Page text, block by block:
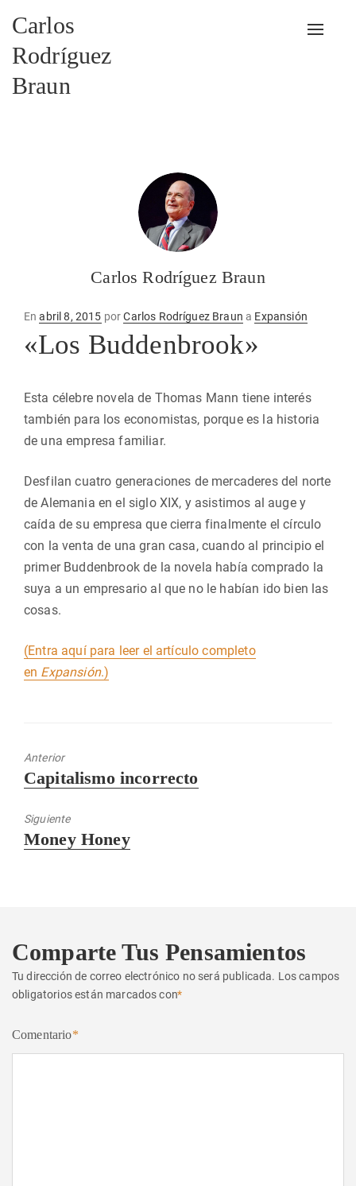
Carlos
Rodríguez
Braun
Carlos Rodríguez Braun
EnPublicado
en
abril 8, 2015 porCarlos Rodríguez Braun a Expansión
«Los Buddenbrook»
Esta célebre novela de Thomas Mann tiene interés
también para los economistas, porque es la historia
de una empresa familiar.
Desfilan cuatro generaciones de mercaderes del norte
de Alemania en el siglo XIX, y asistimos al auge y
caída de su empresa que cierra finalmente el círculo
con la venta de una gran casa, cuando al principio el
primer Buddenbrook de la novela había comprado la
suya a un empresario al que no le habían ido bien las
cosas.
(Entra aquí para leer el artículo completo
en Expansión.)
Anterior
Entrada
Capitalismo incorrecto
Siguiente
Entrada
Money Honey
Comparte Tus Pensamientos
Tu dirección de correo electrónico no será publicada. Los campos
obligatorios están marcados con*
Comentario*